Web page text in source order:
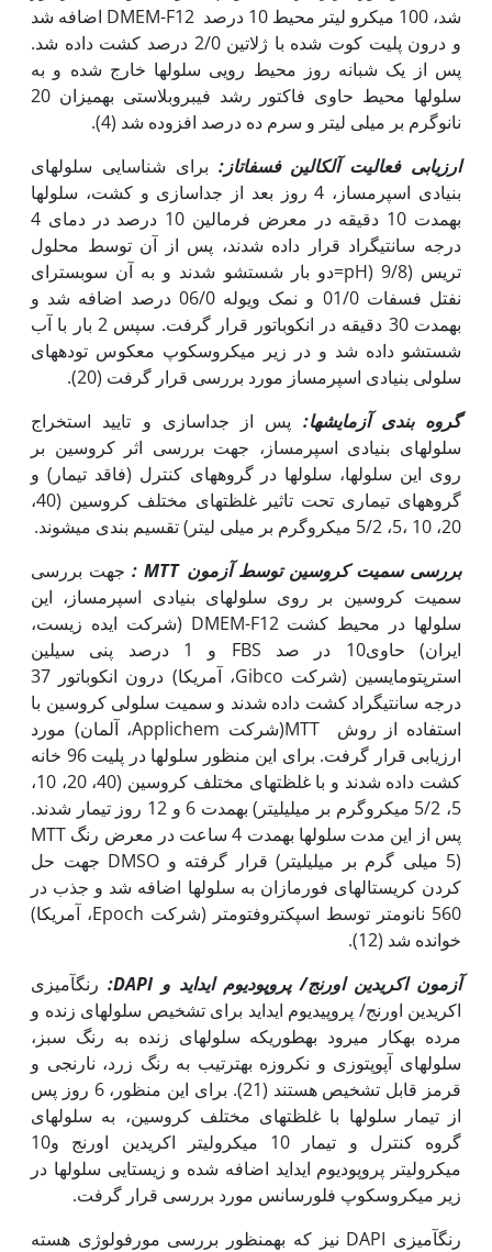
شد، 100 میکرو لیتر محیط 10 درصد DMEM-F12 اضافه شد
و درون پلیت کوت شده با ژلاتین 2/0 درصد کشت داده شد.
پس از یک شبانه روز محیط رویی سلول‏ها خارج شده و به
سلول‏ها محیط حاوی فاکتور رشد فیبروبلاستی به‏میزان 20
نانوگرم بر میلی لیتر و سرم ده درصد افزوده شد (4).
ارزیابی فعالیت آلکالین فسفاتاز: برای شناسایی سلول‏های
بنیادی اسپرم‏ساز، 4 روز بعد از جداسازی و کشت، سلول‏ها
به‏مدت 10 دقیقه در معرض فرمالین 10 درصد در دمای 4
درجه سانتی‏گراد قرار داده شدند، پس از آن توسط محلول
تریس (9/8 (pH=دو بار شستشو شدند و به آن سوبسترای
نفتل فسفات 01/0 و نمک ویوله 06/0 درصد اضافه شد و
به‏مدت 30 دقیقه در انکوباتور قرار گرفت. سپس 2 بار با آب
شستشو داده شد و در زیر میکروسکوپ معکوس توده‏های
سلولی بنیادی اسپرم‏ساز مورد بررسی قرار گرفت (20).
گروه بندی آزمایش‏ها: پس از جداسازی و تایید استخراج
سلول‏های بنیادی اسپرم‏ساز، جهت بررسی اثر کروسین بر
روی این سلول‏ها، سلول‏ها در گروه‏های کنترل (فاقد تیمار) و
گروه‏های تیماری تحت تاثیر غلظت‏های مختلف کروسین (40،
20، 10 ،5، 5/2 میکروگرم بر میلی لیتر) تقسیم بندی می‏شوند.
بررسی سمیت کروسین توسط آزمونMTT
:جهت بررسی
سمیت کروسین بر روی سلول‏های بنیادی اسپرم‏ساز، این
سلول‏ها در محیط کشت DMEM-F12 (شرکت ایده زیست،
ایران) حاوی10 در صد FBS و 1 درصد پنی سیلین
استرپتومایسین (شرکت Gibco، آمریکا) درون انکوباتور 37
درجه سانتی‏گراد کشت داده شدند و سمیت سلولی کروسین با
استفاده از روش MTT(شرکت Applichem، آلمان) مورد
ارزیابی قرار گرفت. برای این‏ منظور سلول‏ها در پلیت 96 خانه
کشت داده شدند و با غلظت‏های مختلف کروسین (40، 20، 10،
5، 5/2 میکروگرم بر میلی‏لیتر) به‏مدت 6 و 12 روز تیمار شدند.
پس از این مدت سلول‏ها به‏مدت 4 ساعت در معرض رنگ MTT
(5 میلی گرم بر میلی‏لیتر) قرار گرفته و DMSO جهت حل
کردن کریستال‏های فورمازان به سلول‏ها اضافه شد و جذب در
560 نانومتر توسط اسپکتروفتومتر (شرکت Epoch، آمریکا)
خوانده شد (12).
آزمون اکریدین اورنج/ پروپودیوم ایداید وDAPI
: رنگ‏آمیزی
اکریدین اورنج/ پروپیدیوم ایداید برای تشخیص سلول‏های زنده و
مرده به‏کار می­رود به‏طوری‏که سلول‏های زنده به رنگ سبز،
سلول‏های آپوپتوزی و نکروزه به‏ترتیب به رنگ زرد، نارنجی و
قرمز قابل تشخیص هستند (21). برای این منظور، 6 روز پس
از تیمار سلول‏ها با غلظت‏های مختلف کروسین، به سلول‏های
گروه کنترل و تیمار 10 میکرولیتر اکریدین اورنج و10
میکرولیتر پروپودیوم ایداید اضافه شده و زیستایی سلول‏ها در
زیر میکروسکوپ فلورسانس مورد بررسی قرار گرفت.
رنگ‏آمیزی DAPI نیز که به‏منظور بررسی مورفولوژی هسته